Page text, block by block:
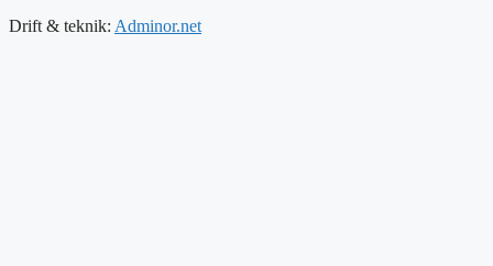
Drift & teknik: Adminor.net